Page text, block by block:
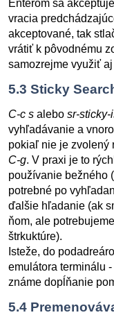
Enterom sa
vracia
akceptované, tak
vrátiť k pôvodnému
samozrejme využiť
5.3 Sticky
C-c s alebo sr-sticky-
vyhľadávanie a
pokiaľ nie je zvolený
C-g. V praxi je to
používanie bežného
potrebné po
ďalšie hľadanie (ak
ňom, ale
štrkuktúre).
Isteže, do
emulátora terminálu
známe dopĺňanie
5.4